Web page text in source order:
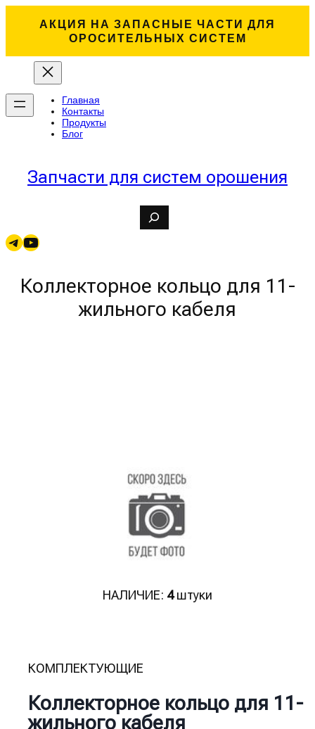
АКЦИЯ НА ЗАПАСНЫЕ ЧАСТИ ДЛЯ
ОРОСИТЕЛЬНЫХ СИСТЕМ
Главная
Контакты
Продукты
Блог
Запчасти для систем орошения
a
rTelegramYouTube
Коллекторное кольцо для 11-
жильного кабеля
НАЛИЧИЕ: 4штуки
КОМПЛЕКТУЮЩИЕ
Коллекторное кольцо для 11-
жильного кабеля